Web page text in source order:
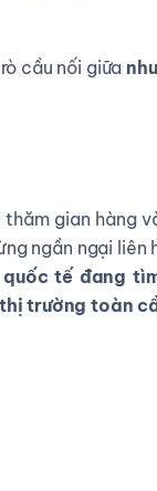
cầu nối giữa
gian hàng
ngần ngại liên
quốc tế đang
trường toàn